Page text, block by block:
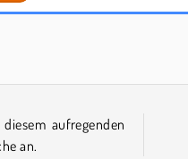
aufregenden
an.